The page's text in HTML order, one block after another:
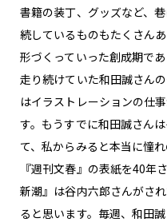
書籍の装丁、グッズなど、
続しているものもたくさん
形づくっていった創成期で
走り続けていた和田誠さん
はイラストレーションの仕
す。もうすでに和田誠さん
て、私からみると本当に憧
『週刊文春』の表紙を40年
新潮』は谷内六郎さんがさ
ると思います。毎週、和田